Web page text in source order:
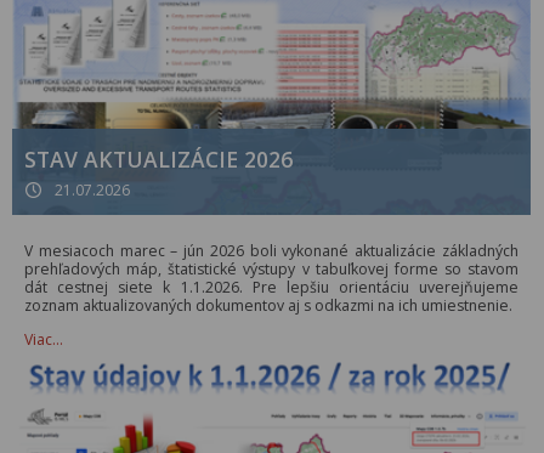
STAV AKTUALIZÁCIE 2026
21.07.2026
V mesiacoch marec – jún 2026 boli vykonané aktualizácie základných
prehľadových máp, štatistické výstupy v tabuľkovej forme so stavom
dát cestnej siete k 1.1.2026. Pre lepšiu orientáciu uverejňujeme
zoznam aktualizovaných dokumentov aj s odkazmi na ich umiestnenie.
Viac…